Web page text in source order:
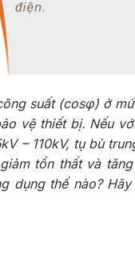
suất (cosφ) ở
vệ thiết bị. Nếu
– 110kV, tụ bù
tổn thất và
dụng thế nào?